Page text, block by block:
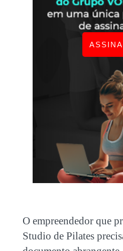
O empreendedor que
Studio de Pilates